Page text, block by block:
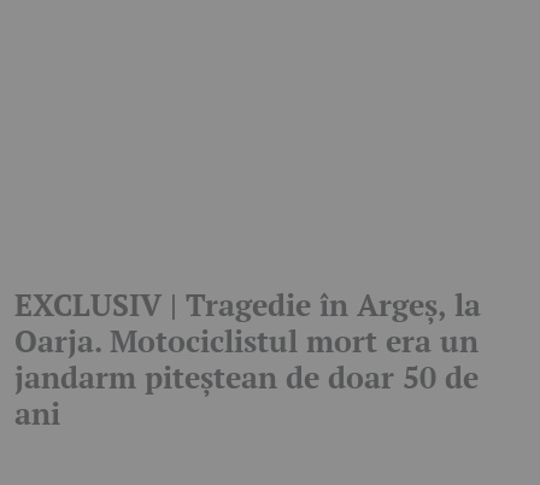
EXCLUSIV | Tragedie în Argeș, la
Oarja. Motociclistul mort era un
jandarm piteștean de doar 50 de
ani